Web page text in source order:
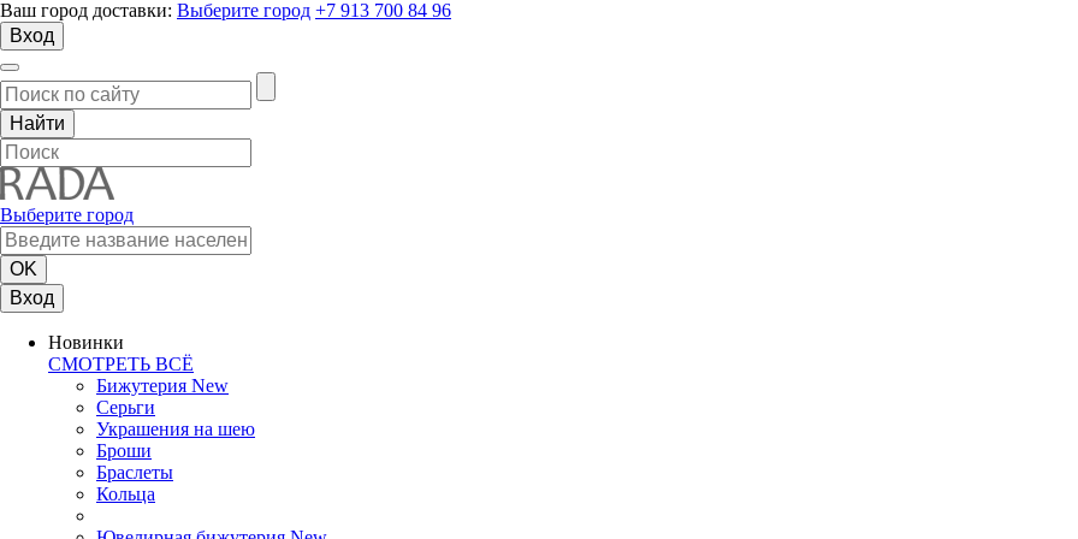
Ваш город доставки: Выберите город +7 913 700 84 96
Вход
Выберите город
Вход
Новинки
СМОТРЕТЬ ВСЁ
Бижутерия New
Серьги
Украшения на шею
Броши
Браслеты
Кольца